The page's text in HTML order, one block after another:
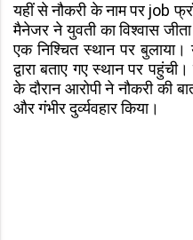
यहीं से नौकरी के नाम पर job
मैनेजर ने युवती का विश्वास
एक निश्चित स्थान पर बुलाया।
द्वारा बताए गए स्थान पर
के दौरान आरोपी ने नौकरी
और गंभीर दुर्व्यवहार किया।